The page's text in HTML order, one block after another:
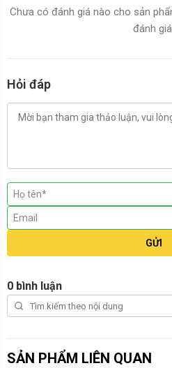
Chưa có đánh giá nào cho sản
đánh
Hỏi đáp
GỬI
0 bình luận
SẢN PHẨM LIÊN QUAN